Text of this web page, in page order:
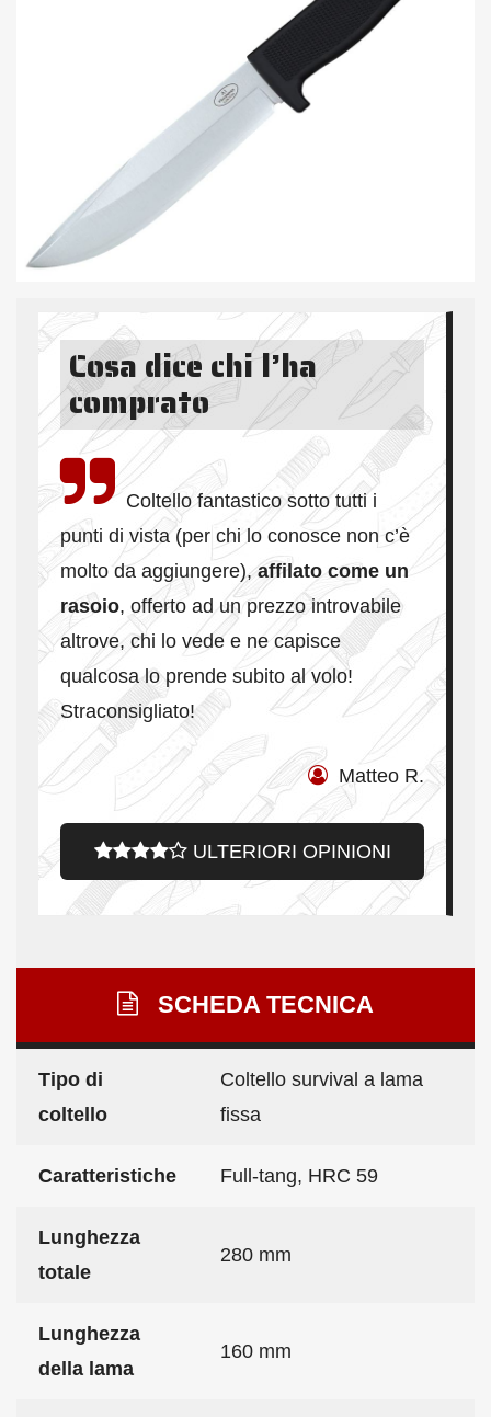
Cosa dice chi l’ha
comprato
Coltello fantastico sotto tutti i
punti di vista (per chi lo conosce non c’è
molto da aggiungere),affilato come un
rasoio, offerto ad un prezzo introvabile
altrove, chi lo vede e ne capisce
qualcosa lo prende subito al volo!
Straconsigliato!
Matteo R.
ULTERIORI OPINIONI
SCHEDA TECNICA
Tipo di
coltello
Coltello survival a lama
fissa
Caratteristiche Full-tang, HRC 59
Lunghezza
totale
280 mm
Lunghezza
della lama
160 mm